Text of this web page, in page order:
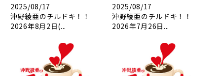
2025/08/17
沖野綾亜のチルドキ！！
2026年8月2日(...
2025/08/17
沖野綾亜のチルドキ！！
2026年7月26日...